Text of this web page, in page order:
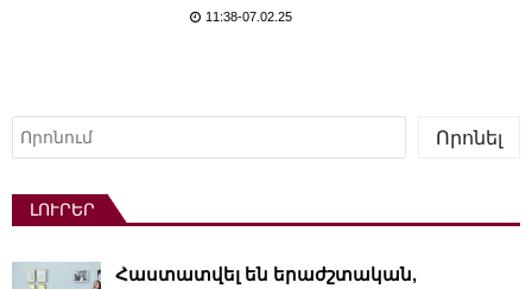
11:38-07.02.25
Որոնել
Որոնել
ԼՈՒՐԵՐ
Հաստատվել են երաժշտական,